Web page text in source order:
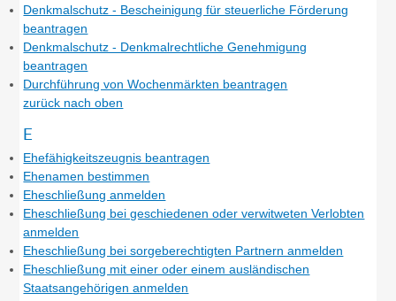
Denkmalschutz - Bescheinigung für steuerliche Förderung
beantragen
Denkmalschutz - Denkmalrechtliche Genehmigung
beantragen
Durchführung von Wochenmärkten beantragen
zurück nach oben
E
Ehefähigkeitszeugnis beantragen
Ehenamen bestimmen
Eheschließung anmelden
Eheschließung bei geschiedenen oder verwitweten Verlobten
anmelden
Eheschließung bei sorgeberechtigten Partnern anmelden
Eheschließung mit einer oder einem ausländischen
Staatsangehörigen anmelden